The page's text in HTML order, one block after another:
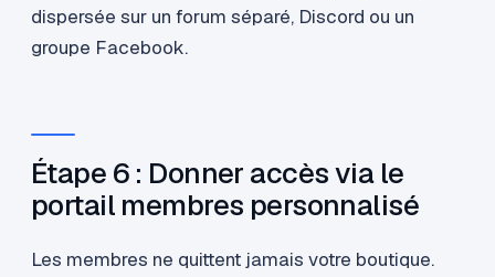
dispersée sur un forum séparé, Discord ou un
groupe Facebook.
Étape 6 : Donner accès via le
portail membres personnalisé
Les membres ne quittent jamais votre boutique.